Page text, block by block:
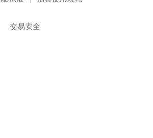
交易安全